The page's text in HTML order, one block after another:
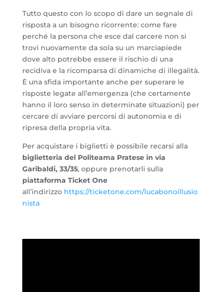
Tutto questo con lo scopo di dare un segnale di
risposta a un bisogno ricorrente: come fare
perché la persona che esce dal carcere non si
trovi nuovamente da sola su un marciapiede
dove alto potrebbe essere il rischio di una
recidiva e la ricomparsa di dinamiche di illegalità.
È una sfida importante anche per superare le
risposte legate all’emergenza (che certamente
hanno il loro senso in determinate situazioni) per
cercare di avviare percorsi di autonomia e di
ripresa della propria vita.
Per acquistare i biglietti è possibile recarsi alla
biglietteria del Politeama Pratese in via
Garibaldi, 33/35, oppure prenotarli sulla
piattaforma Ticket One
all’indirizzo https://ticketone.com/lucabonoillusio
nista